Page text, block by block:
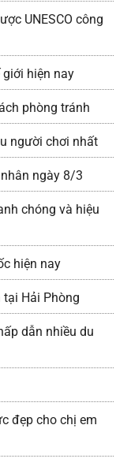
UNESCO công
hiện nay
phòng tránh
người chơi nhất
ngày 8/3
chóng và hiệu
hiện nay
Hải Phòng
dẫn nhiều du
đẹp cho chị em